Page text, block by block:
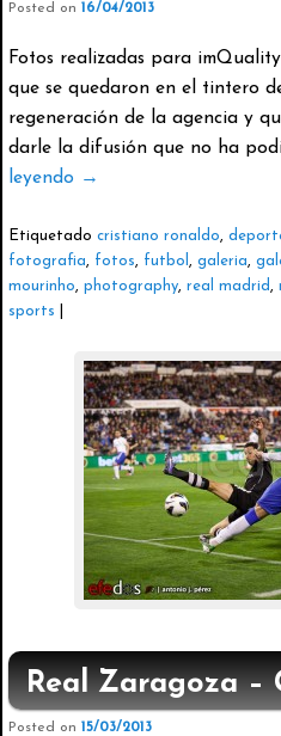
Posted on 16/04/2013
Fotos realizadas para
que se quedaron en el tintero
regeneración de la agencia y
darle la difusión que no ha
leyendo →
Etiquetado cristiano ronaldo,
fotografia, fotos, futbol , galeria,
mourinho, photography, real madrid,
sports
Real Zaragoza –
Posted on 15/03/2013